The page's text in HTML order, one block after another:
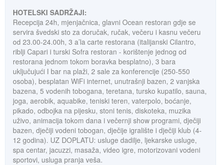
HOTELSKI SADRŽAJI:
Recepcija 24h, mjenjačnica, glavni Ocean restoran gdje se
servira švedski sto za doručak, ručak, večeru i kasnu večeru
od 23.00-24.00h, 3 a’la carte restorana (italijanski Cilantro,
riblji Capari i turski Sofra restoran - korištenje jednog od
restorana jednom tokom boravka besplatno), 3 bara
uključujući I bar na plaži, 2 sale za konferencije (250-550
osoba), besplatan WiFi internet, unutrašnji bazen, 2 vanjska
bazena, 5 vodenih tobogana, teretana, tursko kupatilo, sauna,
joga, aerobik, aquabike, teniski teren, vaterpolo, boćanje,
pikado, odbojka na pijesku, stoni tenis, diskoteka, muzika
uživo, animacija tokom dana i večernji show programi, dječiji
bazen, dječiji vodeni tobogan, dječije igralište i dječiji klub (4-
12 godina). UZ DOPLATU: usluge dadilje, ljekarske usluge,
spa centar, jacuzzi, masaža, video igre, motorizovani vodeni
sportovi, usluga pranja veša.